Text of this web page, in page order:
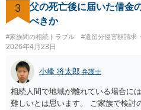
「面会に来てくれ」で、長男に聞く
話の使い方を教える為に会っている
電話が切れました。その後の電話で
にチップが埋められている」等、お
録、介護認定の資料、介護記録を取
方がよいと思います。
3
父の死亡後に届いた借金
べきか
#家族間の相続トラブル #遺留分侵害額請求
2026年4月23日
小峰 将太郎 弁護士
相続人間で地域が離れている場合に
難しいとは思います。 ご家族で検討